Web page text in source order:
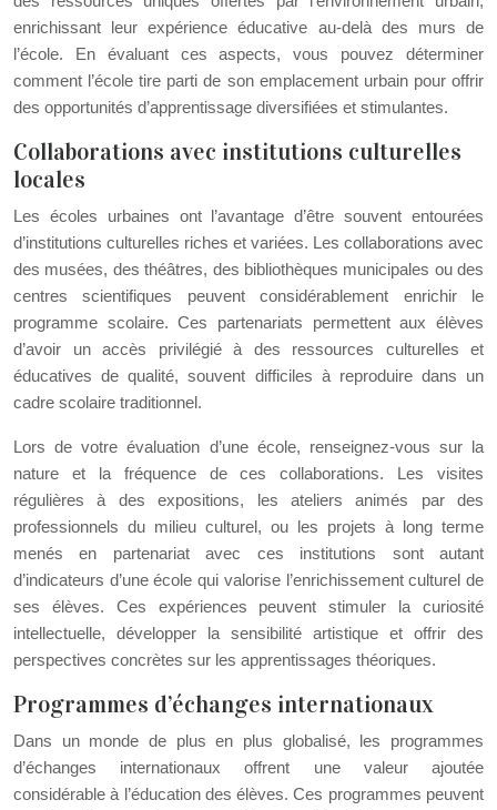
enrichissant leur expérience éducative au-delà des murs de
l’école. En évaluant ces aspects, vous pouvez déterminer
comment l’école tire parti de son emplacement urbain pour offrir
des opportunités d’apprentissage diversifiées et stimulantes.
Collaborations avec institutions culturelles
locales
Les écoles urbaines ont l’avantage d’être souvent entourées
d’institutions culturelles riches et variées. Les collaborations avec
des musées, des théâtres, des bibliothèques municipales ou des
centres scientifiques peuvent considérablement enrichir le
programme scolaire. Ces partenariats permettent aux élèves
d’avoir un accès privilégié à des ressources culturelles et
éducatives de qualité, souvent difficiles à reproduire dans un
cadre scolaire traditionnel.
Lors de votre évaluation d’une école, renseignez-vous sur la
nature et la fréquence de ces collaborations. Les visites
régulières à des expositions, les ateliers animés par des
professionnels du milieu culturel, ou les projets à long terme
menés en partenariat avec ces institutions sont autant
d’indicateurs d’une école qui valorise l’enrichissement culturel de
ses élèves. Ces expériences peuvent stimuler la curiosité
intellectuelle, développer la sensibilité artistique et offrir des
perspectives concrètes sur les apprentissages théoriques.
Programmes d’échanges internationaux
Dans un monde de plus en plus globalisé, les programmes
d’échanges internationaux offrent une valeur ajoutée
considérable à l’éducation des élèves. Ces programmes peuvent